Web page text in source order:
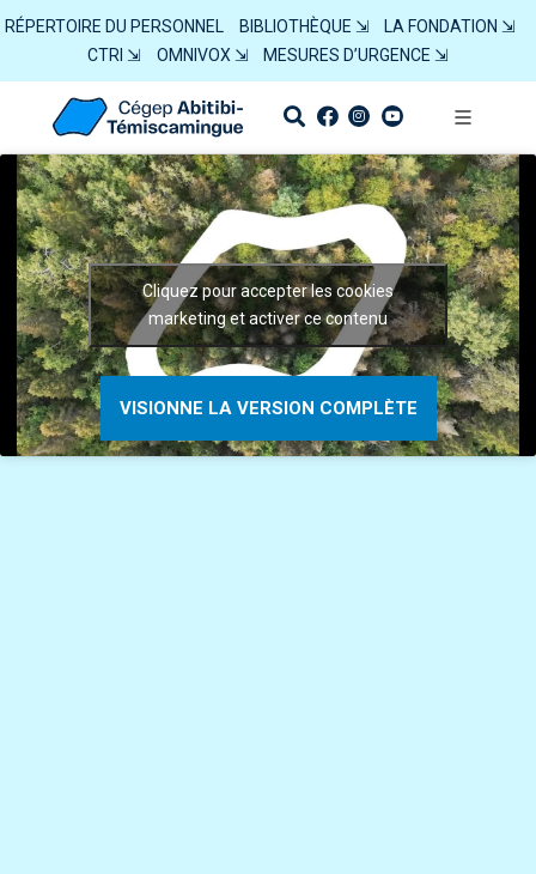
RÉPERTOIRE DU PERSONNEL BIBLIOTHÈQUE ⇲
LA FONDATION ⇲
CTRI ⇲
OMNIVOX ⇲ MESURES D’URGENCE ⇲
VISIONNE LA VERSION COMPLÈTE
Cliquez pour accepter les cookies
marketing et activer ce contenu